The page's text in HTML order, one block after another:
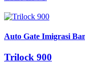
Auto Gate Imigrasi
Trilock 900